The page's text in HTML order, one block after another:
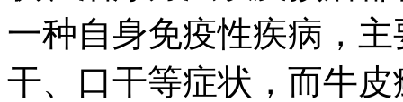
一种自身免疫性疾病，
干、口干等症状，而牛